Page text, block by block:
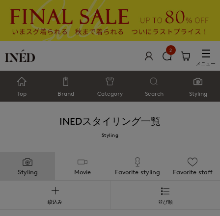
2
メニュー
Top Brand Category Search Styling
INEDスタイリング一覧
Styling
Styling Movie Favorite styling Favorite staff
絞込み 並び順